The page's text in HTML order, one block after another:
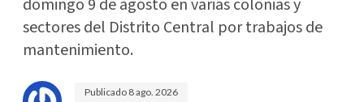
domingo 9 de agosto en varias colonias y
sectores del Distrito Central por trabajos de
mantenimiento.
Publicado 8 ago. 2026